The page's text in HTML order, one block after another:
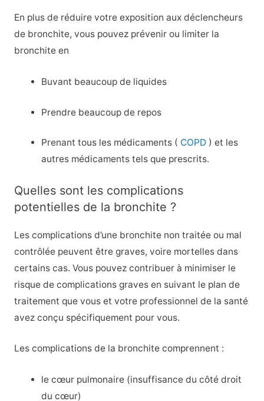
En plus de réduire votre exposition aux déclencheurs
de bronchite, vous pouvez prévenir ou limiter la
bronchite en
Buvant beaucoup de liquides
Prendre beaucoup de repos
Prenant tous les médicaments ( COPD ) et les
autres médicaments tels que prescrits.
Quelles sont les complications
potentielles de la bronchite ?
Les complications d’une bronchite non traitée ou mal
contrôlée peuvent être graves, voire mortelles dans
certains cas. Vous pouvez contribuer à minimiser le
risque de complications graves en suivant le plan de
traitement que vous et votre professionnel de la santé
avez conçu spécifiquement pour vous.
Les complications de la bronchite comprennent :
le cœur pulmonaire (insuffisance du côté droit
du cœur)